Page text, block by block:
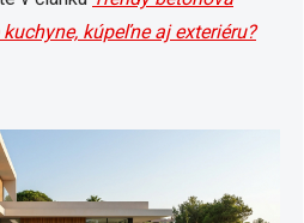
kúpeľne aj exteriéru?